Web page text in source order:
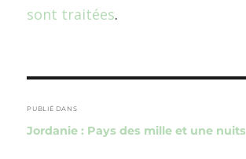
sont traitées.
de
l’article
PUBLIÉ DANS
Jordanie : Pays des mille et une nuits